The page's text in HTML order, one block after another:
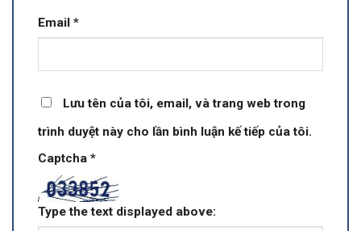
Email *
Lưu tên của tôi, email, và trang web trong
trình duyệt này cho lần bình luận kế tiếp của tôi.
Captcha *
Type the text displayed above: